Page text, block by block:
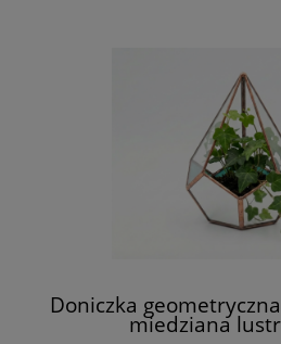
Doniczka
miedziana